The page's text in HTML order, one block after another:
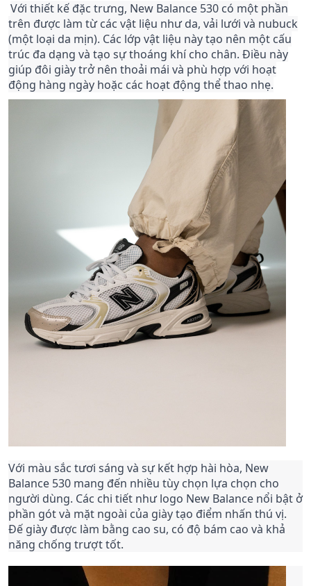
Với thiết kế đặc trưng, New Balance 530 có một phần
trên được làm từ các vật liệu như da, vải lưới và nubuck
(một loại da mịn). Các lớp vật liệu này tạo nên một cấu
trúc đa dạng và tạo sự thoáng khí cho chân. Điều này
giúp đôi giày trở nên thoải mái và phù hợp với hoạt
động hàng ngày hoặc các hoạt động thể thao nhẹ.
Với màu sắc tươi sáng và sự kết hợp hài hòa, New
Balance 530 mang đến nhiều tùy chọn lựa chọn cho
người dùng. Các chi tiết như logo New Balance nổi bật ở
phần gót và mặt ngoài của giày tạo điểm nhấn thú vị.
Đế giày được làm bằng cao su, có độ bám cao và khả
năng chống trượt tốt.